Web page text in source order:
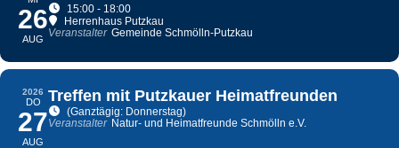
26
AUG
15:00 - 18:00
Herrenhaus Putzkau
Veranstalter Gemeinde Schmölln-Putzkau
2026
DO
27
AUG
Treffen mit Putzkauer Heimatfreunden
(Ganztägig: Donnerstag)
Veranstalter Natur- und Heimatfreunde Schmölln e.V.